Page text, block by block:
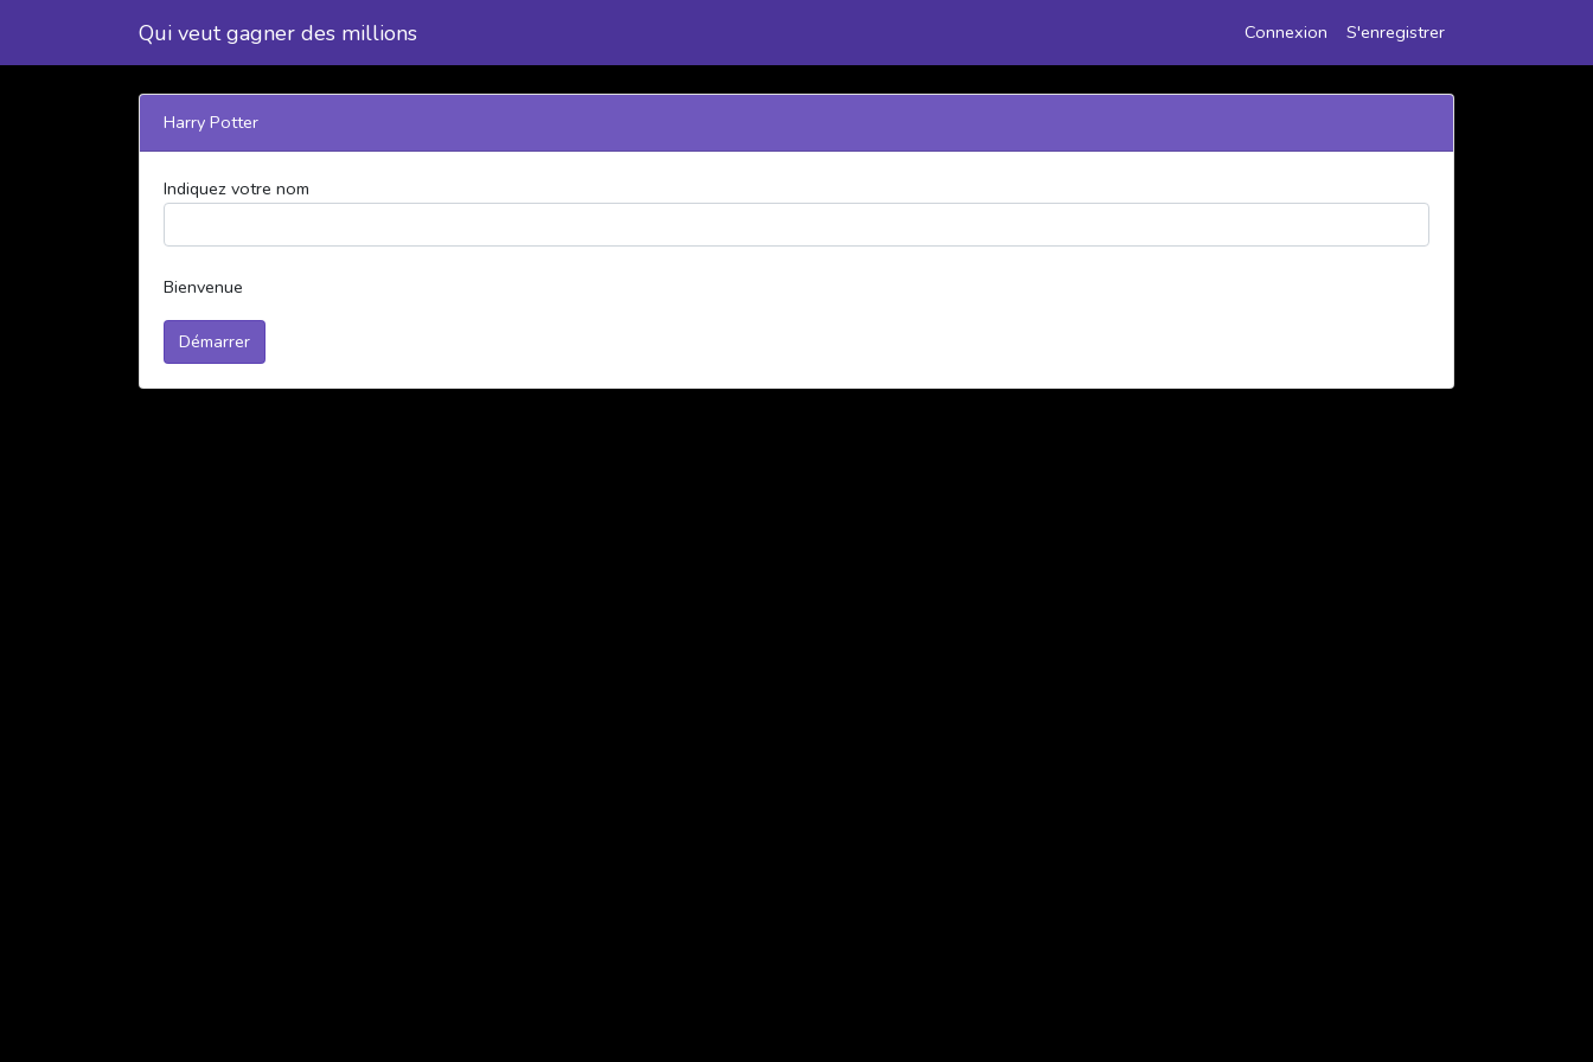
Qui veut gagner des millions Connexion S'enregistrer
Harry Potter
Indiquez votre nom
Bienvenue